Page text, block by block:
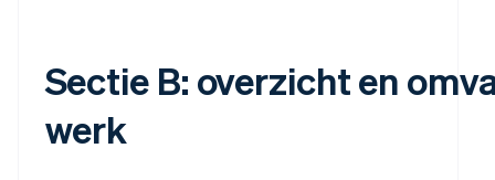
Sectie B: overzicht en
werk